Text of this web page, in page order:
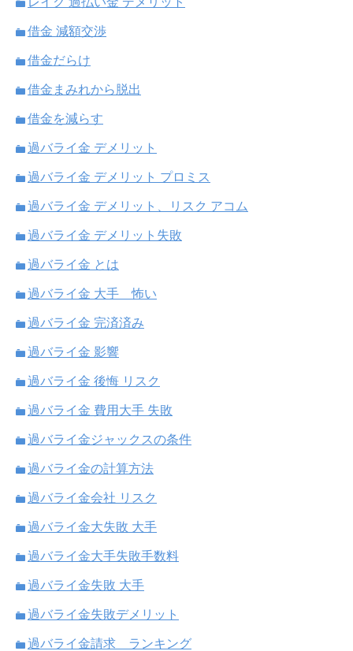
借金 減額交渉
借金だらけ
借金まみれから脱出
借金を減らす
過バライ金 デメリット
過バライ金 デメリット プロミス
過バライ金 デメリット、リスク アコム
過バライ金 デメリット失敗
過バライ金 とは
過バライ金 大手 怖い
過バライ金 完済済み
過バライ金 影響
過バライ金 後悔 リスク
過バライ金 費用大手 失敗
過バライ金ジャックスの条件
過バライ金の計算方法
過バライ金会社 リスク
過バライ金大失敗 大手
過バライ金大手失敗手数料
過バライ金失敗 大手
過バライ金失敗デメリット
過バライ金請求 ランキング